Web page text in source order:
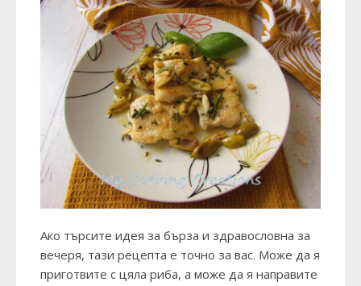
Ако търсите идея за бърза и здравословна за
вечеря, тази рецепта е точно за вас. Може да я
приготвите с цяла риба, а може да я направите